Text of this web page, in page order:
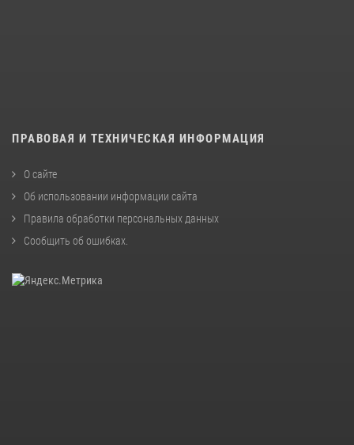
ПРАВОВАЯ И ТЕХНИЧЕСКАЯ ИНФОРМАЦИЯ
О сайте
Об использовании информации сайта
Правила обработки персональных данных
Сообщить об ошибках.